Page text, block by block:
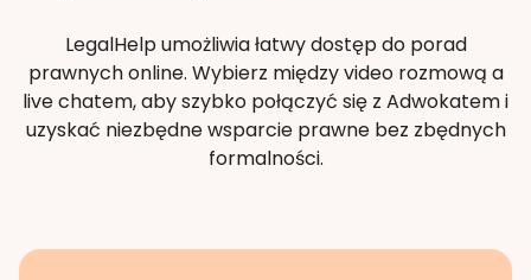
LegalHelp umożliwia łatwy dostęp do porad
prawnych online. Wybierz między video rozmową a
live chatem, aby szybko połączyć się z Adwokatem i
uzyskać niezbędne wsparcie prawne bez zbędnych
formalności.